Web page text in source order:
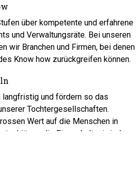
über kompetente und erfahrene
und Verwaltungsräte. Bei unseren
wir Branchen und Firmen, bei denen
Know how zurückgreifen können.
langfristig und fördern so das
Tochtergesellschaften.
Wert auf die Menschen in
die Firmenkultur in jeder